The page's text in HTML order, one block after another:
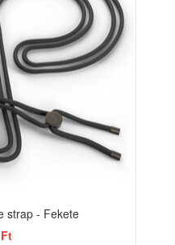
strap - Fekete